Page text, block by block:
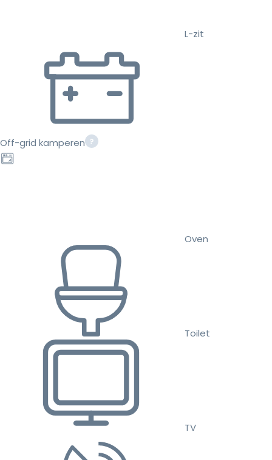
L-zit
Off-grid kamperen
Oven
Toilet
TV